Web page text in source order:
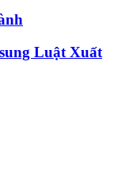
Luật Xuất